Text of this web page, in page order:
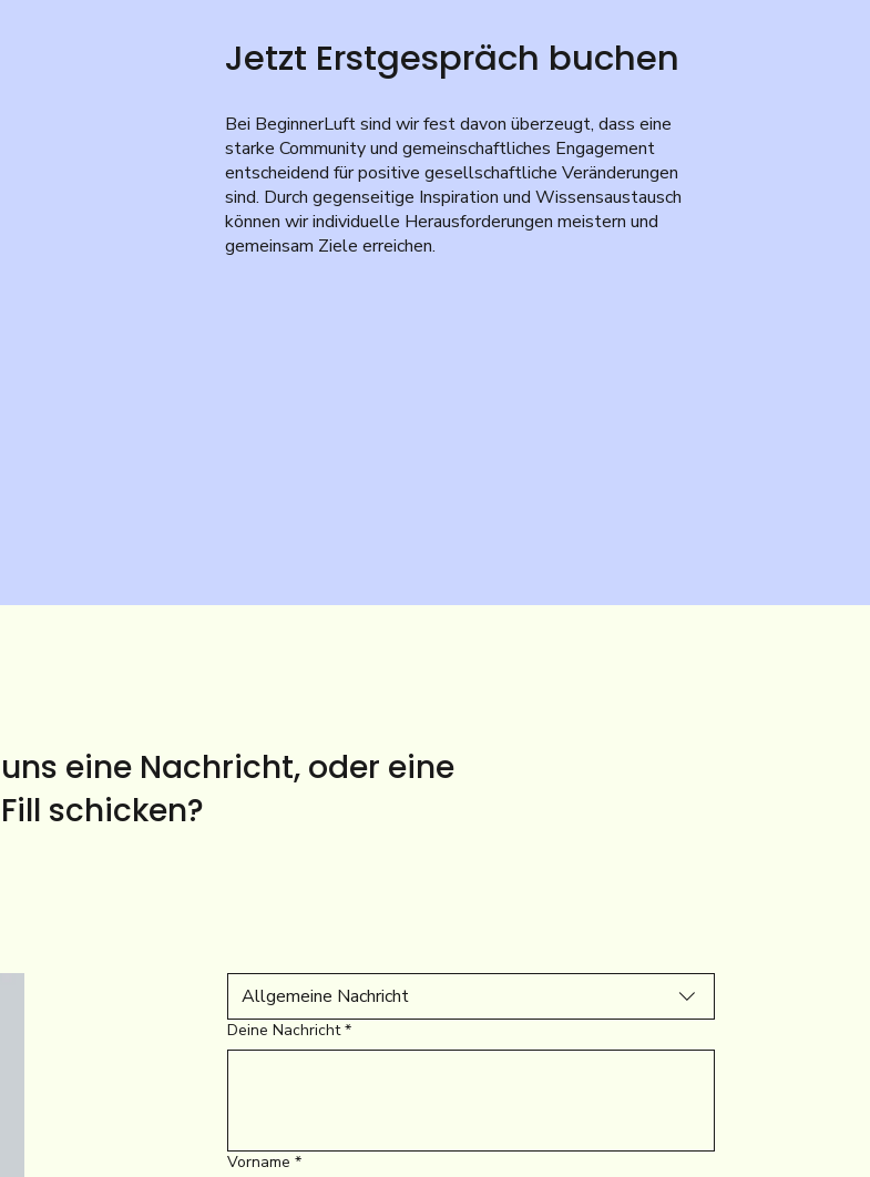
Jetzt Erstgespräch buchen
Bei BeginnerLuft sind wir fest davon überzeugt, dass eine
starke Community und gemeinschaftliches Engagement
entscheidend für positive gesellschaftliche Veränderungen
sind. Durch gegenseitige Inspiration und Wissensaustausch
können wir individuelle Herausforderungen meistern und
gemeinsam Ziele erreichen.
eine Nachricht, oder eine
schicken?
Allgemeine Nachricht
Deine Nachricht *
Vorname *